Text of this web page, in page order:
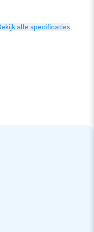
alle specificaties